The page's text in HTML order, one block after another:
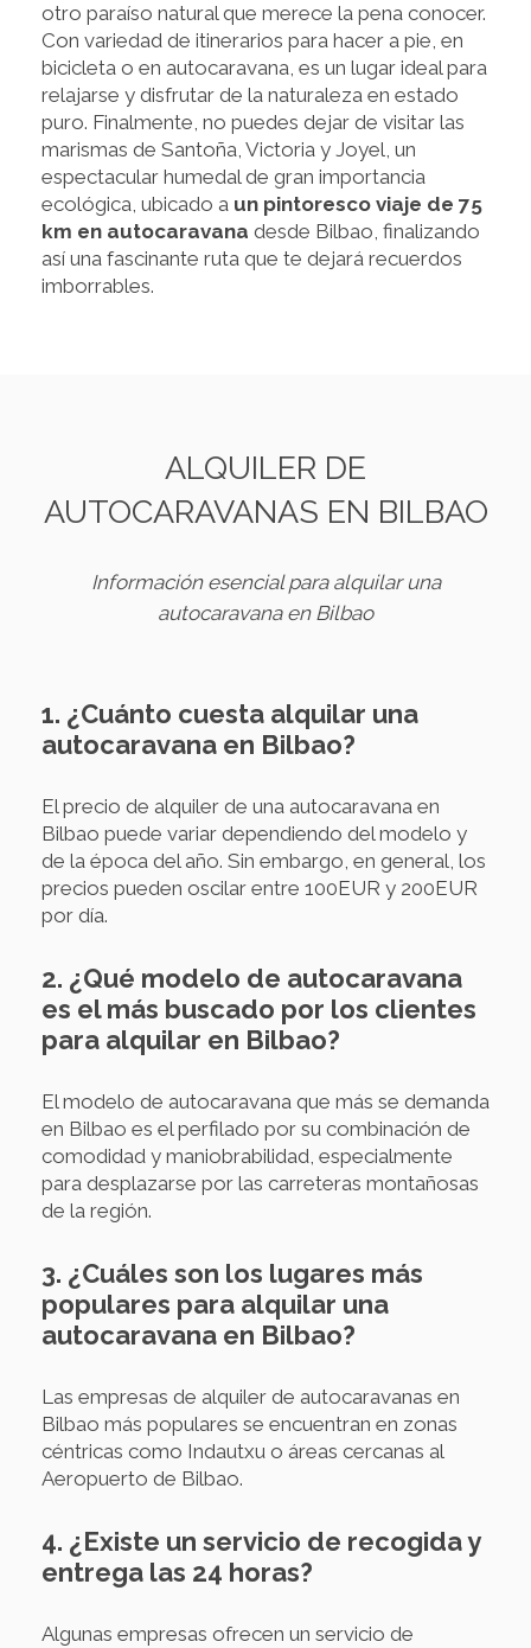
otro paraíso natural que merece la pena conocer.
Con variedad de itinerarios para hacer a pie, en
bicicleta o en autocaravana, es un lugar ideal para
relajarse y disfrutar de la naturaleza en estado
puro. Finalmente, no puedes dejar de visitar las
marismas de Santoña, Victoria y Joyel, un
espectacular humedal de gran importancia
ecológica, ubicado a un pintoresco viaje de 75
km en autocaravana desde Bilbao, finalizando
así una fascinante ruta que te dejará recuerdos
imborrables.
ALQUILER DE
AUTOCARAVANAS EN BILBAO
Información esencial para alquilar una
autocaravana en Bilbao
1. ¿Cuánto cuesta alquilar una
autocaravana en Bilbao?
El precio de alquiler de una autocaravana en
Bilbao puede variar dependiendo del modelo y
de la época del año. Sin embargo, en general, los
precios pueden oscilar entre 100EUR y 200EUR
por día.
2. ¿Qué modelo de autocaravana
es el más buscado por los clientes
para alquilar en Bilbao?
El modelo de autocaravana que más se demanda
en Bilbao es el perfilado por su combinación de
comodidad y maniobrabilidad, especialmente
para desplazarse por las carreteras montañosas
de la región.
3. ¿Cuáles son los lugares más
populares para alquilar una
autocaravana en Bilbao?
Las empresas de alquiler de autocaravanas en
Bilbao más populares se encuentran en zonas
céntricas como Indautxu o áreas cercanas al
Aeropuerto de Bilbao.
4. ¿Existe un servicio de recogida y
entrega las 24 horas?
Algunas empresas ofrecen un servicio de